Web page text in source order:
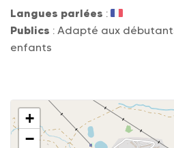
Langues parlées :
Publics : Adapté aux
enfants
+
−